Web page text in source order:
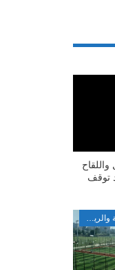
توقف
لوائح وقوانين الأندية والرياضة